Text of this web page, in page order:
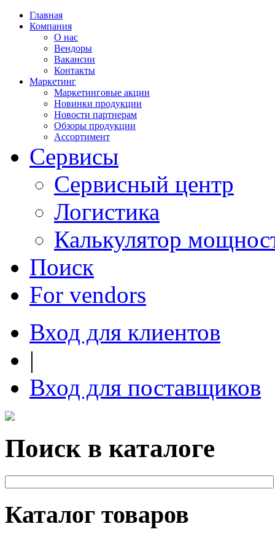
Главная
Компания
О нас
Вендоры
Вакансии
Контакты
Маркетинг
Маркетинговые акции
Новинки продукции
Новости партнерам
Обзоры продукции
Ассортимент
Сервисы
Сервисный центр
Логистика
Калькулятор
Поиск
For vendors
Вход для клиентов
|
Вход для поставщиков
Поиск в каталоге
Каталог товаров